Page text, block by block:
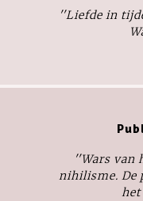
''Liefde in
''Wars van
nihilisme. De